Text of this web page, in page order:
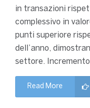
in transazioni
complessivo in
punti superiore
dell’anno,
settore.
Read More